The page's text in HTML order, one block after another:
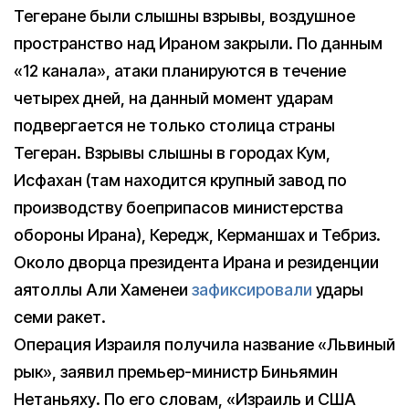
Тегеране были слышны взрывы, воздушное
пространство над Ираном закрыли. По данным
«12 канала», атаки планируются в течение
четырех дней, на данный момент ударам
подвергается не только столица страны
Тегеран. Взрывы слышны в городах Кум,
Исфахан (там находится крупный завод по
производству боеприпасов министерства
обороны Ирана), Кередж, Керманшах и Тебриз.
Около дворца президента Ирана и резиденции
аятоллы Али Хаменеи зафиксировали удары
семи ракет.
Операция Израиля получила название «Львиный
рык», заявил премьер-министр Биньямин
Нетаньяху. По его словам, «Израиль и США